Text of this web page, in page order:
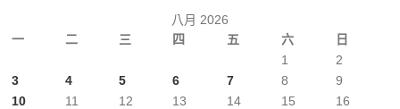
八月 2026
一
二 三 四 五 六 日
1
2
3
4 5 6 7 8
9
10
11 12 13 14 15
16